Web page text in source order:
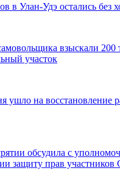
в Улан-Удэ остались без
взыскали 200
участок
ушло на восстановление
обсудила с
защиту прав